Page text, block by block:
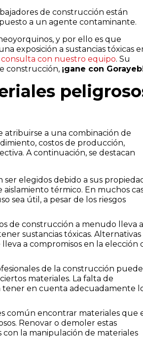
de construcción están
a un agente contaminante.
y por ello es que
exposición a sustancias tóxicas
con nuestro equipo. Su
construcción, ¡gane con
atribuirse a una combinación de
costos de producción,
A continuación, se destacan
elegidos debido a sus
térmico. En muchos
sea útil, a pesar de los riesgos
de construcción a menudo lleva
sustancias tóxicas. Alternativas
a compromisos en la elección
de la construcción
materiales. La falta de
tener en cuenta adecuadamente
común encontrar materiales que
Renovar o demoler estas
con la manipulación de materiales